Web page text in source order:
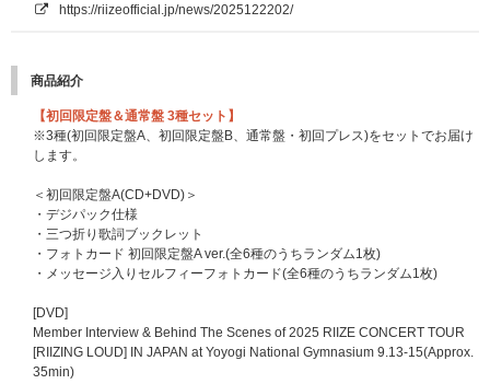
書』､およびイベントに関する注意事項を必ず事前にご確認ください｡ご確認
がございます。
※ご本人様確認の際、口頭にて詳細にご本人様確認をさせていただく場合が
ございます。ご理解・ご協力をお願いいたします。
※ご本人様確認の際に、『主催者が指定する顔写真付きの身分証明書』との
照合を行なわせていただきますので、マスクを着用されている方は確認の際
に限りマスクをお取りいただきますようご協力をお願い申し上げます。
※当選確率は、応募対象商品のご予約・ご購入順とは関係ございません。
※いかなる場合も、当落についてはお問い合わせいただいてもお答えいたし
かねます。あらかじめご了承ください。
■電子チケットについて
本イベントは「ticket board」の『電子チケット』を採用しています。
ご参加にあたり、『電子チケット』1枚につき、1台のスマートフォン(タブ
レット含む)が必要となります。
※スマートフォン・タブレット(一部機種を除く)をお持ちでない方はイベン
https://riizeofficial.jp/news/2025122202/
商品紹介
【初回限定盤＆通常盤 3種セット】
※3種(初回限定盤A、初回限定盤B、通常盤・初回プレス)をセットでお届け
します。
＜初回限定盤A(CD+DVD)＞
・デジパック仕様
・三つ折り歌詞ブックレット
・フォトカード 初回限定盤A ver.(全6種のうちランダム1枚)
・メッセージ入りセルフィーフォトカード(全6種のうちランダム1枚)
[DVD]
Member Interview & Behind The Scenes of 2025 RIIZE CONCERT TOUR
[RIIZING LOUD] IN JAPAN at Yoyogi National Gymnasium 9.13-15(Approx.
35min)